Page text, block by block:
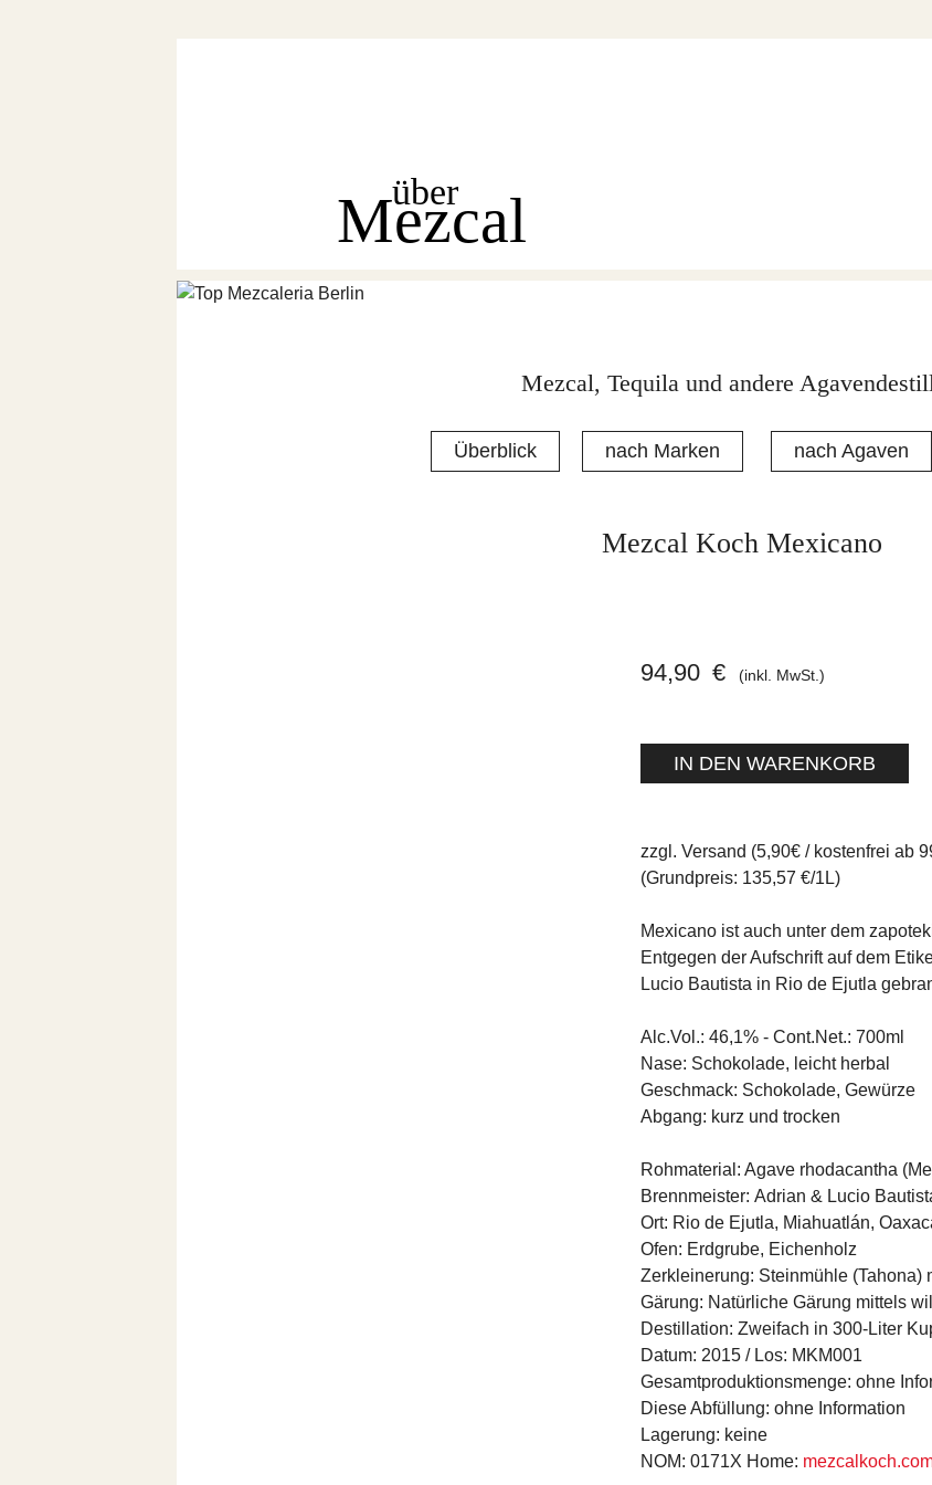
über
Mezcal
Mezcal, Tequila und andere
Überblick nach Marken nach Agaven
Mezcal Koch Mexicano
94,90 € (inkl. MwSt.)
zzgl. Versand (5,90€ / kostenfrei ab
(Grundpreis: 135,57 €/1L)
Mexicano ist auch unter dem
Entgegen der Aufschrift auf dem
Lucio Bautista in Rio de Ejutla
Alc.Vol.: 46,1% - Cont.Net.: 700ml
Nase: Schokolade, leicht herbal
Geschmack: Schokolade, Gewürze
Abgang: kurz und trocken
Rohmaterial: Agave rhodacantha
Brennmeister: Adrian & Lucio
Ort: Rio de Ejutla, Miahuatlán,
Ofen: Erdgrube, Eichenholz
Zerkleinerung: Steinmühle (Tahona)
Gärung: Natürliche Gärung mittels
Destillation: Zweifach in 300-Liter
Datum: 2015 / Los: MKM001
Gesamtproduktionsmenge: ohne
Diese Abfüllung: ohne Information
Lagerung: keine
NOM: 0171X Home: